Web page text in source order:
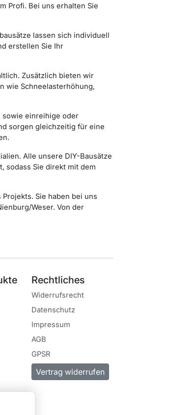
Profi. Bei uns erhalten Sie
lassen sich individuell
erstellen Sie Ihr
Zusätzlich bieten wir
wie Schneelasterhöhung,
sowie einreihige oder
sorgen gleichzeitig für eine
Alle unsere DIY-Bausätze
sodass Sie direkt mit dem
Sie haben bei uns
Weser. Von der
Rechtliches
Widerrufsrecht
Datenschutz
Impressum
AGB
GPSR
Vertrag widerrufen